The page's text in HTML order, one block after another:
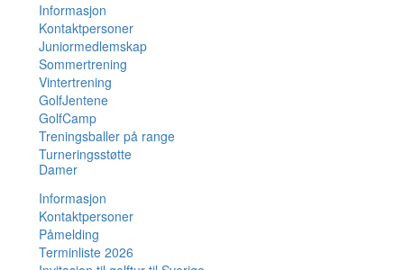
Informasjon
Kontaktpersoner
Juniormedlemskap
Sommertrening
Vintertrening
GolfJentene
GolfCamp
Treningsballer på range
Turneringsstøtte
Damer
Informasjon
Kontaktpersoner
Påmelding
Terminliste 2026